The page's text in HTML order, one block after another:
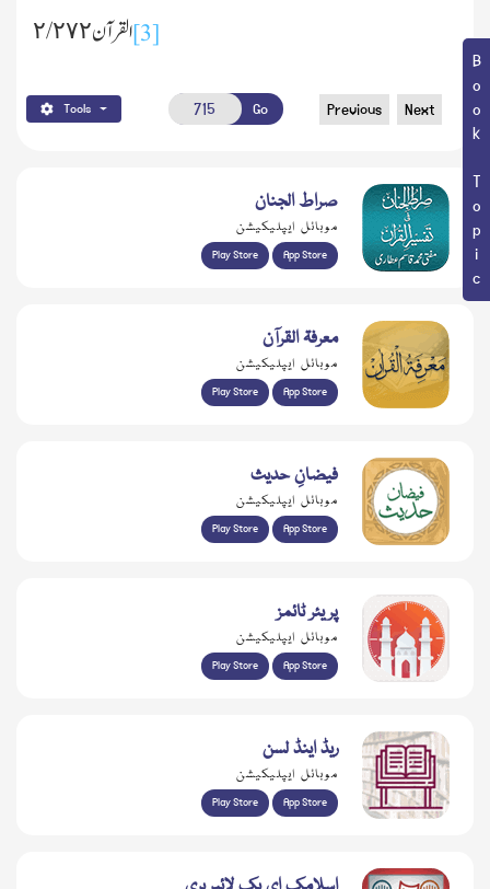
Book Topic
[3]القرآن ٢/٢٧٢
Tools Go Previous Next
صراط الجنان
موبائل ایپلیکیشن
Play Store App Store
معرفۃ القرآن
موبائل ایپلیکیشن
Play Store App Store
فیضانِ حدیث
موبائل ایپلیکیشن
Play Store App Store
پریئر ٹائمز
موبائل ایپلیکیشن
Play Store App Store
ریڈ اینڈ لسن
موبائل ایپلیکیشن
Play Store App Store